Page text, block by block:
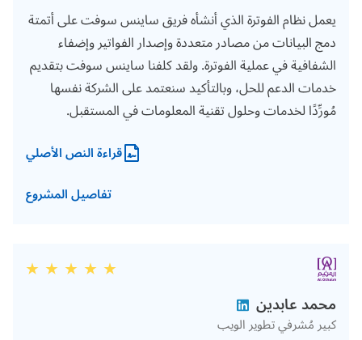
يعمل نظام الفوترة الذي أنشأه فريق ساينس سوفت على أتمتة
دمج البيانات من مصادر متعددة وإصدار الفواتير وإضفاء
الشفافية في عملية الفوترة. ولقد كلفنا ساينس سوفت بتقديم
خدمات الدعم للحل، وبالتأكيد سنعتمد على الشركة نفسها
مُورِّدًا لخدمات وحلول تقنية المعلومات في المستقبل.
قراءة النص الأصلي
تفاصيل المشروع
محمد عابدين
كبير مُشرفي تطوير الويب